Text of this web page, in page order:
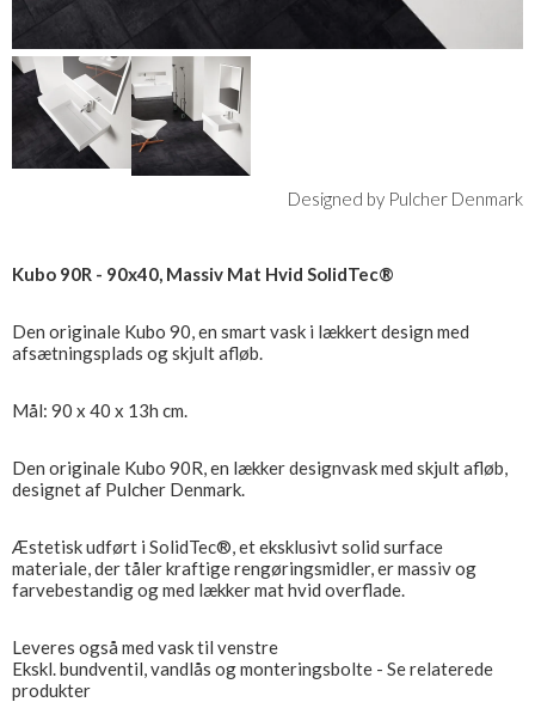
Designed by Pulcher Denmark
Kubo 90R - 90x40, Massiv Mat Hvid SolidTec®
Den originale Kubo 90, en smart vask i lækkert design med
afsætningsplads og skjult afløb.
Mål: 90 x 40 x 13h cm.
Den originale Kubo 90R, en lækker designvask med skjult afløb,
designet af Pulcher Denmark.
Æstetisk udført i SolidTec®, et eksklusivt solid surface
materiale, der tåler kraftige rengøringsmidler, er massiv og
farvebestandig og med lækker mat hvid overflade.
Leveres også med vask til venstre
Ekskl. bundventil, vandlås og monteringsbolte - Se relaterede
produkter